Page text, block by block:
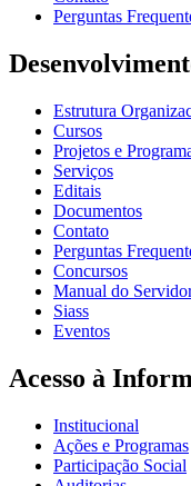
Perguntas
Estrutura
Cursos
Projetos e
Serviços
Editais
Documentos
Contato
Perguntas
Concursos
Manual do
Siass
Eventos
Acesso à
Institucional
Ações e Programas
Participação Social